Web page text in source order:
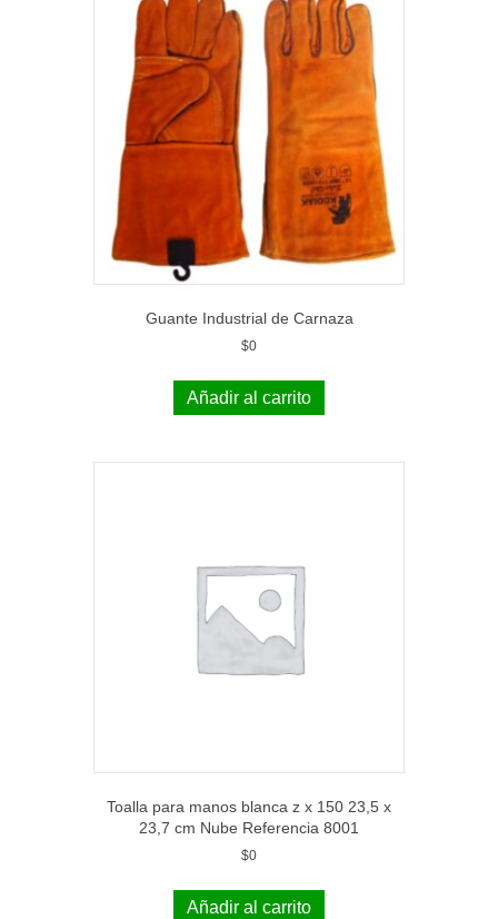
Guante Industrial de Carnaza
$0
Añadir al carrito
Toalla para manos blanca z x 150 23,5 x
23,7 cm Nube Referencia 8001
$0
Añadir al carrito